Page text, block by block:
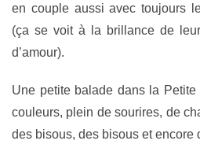
en couple aussi avec toujours
(ça se voit à la brillance de
d’amour).
Une petite balade dans la
couleurs, plein de sourires, de
des bisous, des bisous et encore